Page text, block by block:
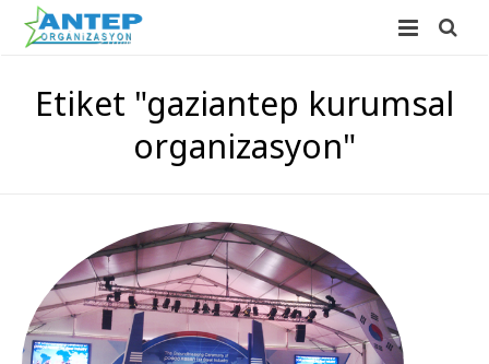
Düğün Organizasyonu
Açılış Organizasyonu
Sünnet Düğünü Organizasyonu
FOTO GALERİ
İLETİŞİM
Etiket "gaziantep kurumsal
organizasyon"